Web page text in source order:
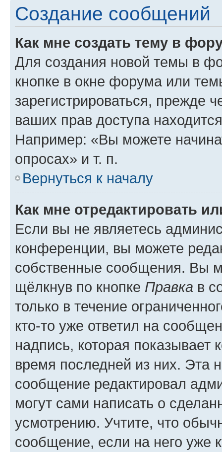
Создание сообщений
Как мне создать тему в
Для создания новой темы в
кнопке в окне форума или
зарегистрироваться, прежде
ваших прав доступа
Например: «Вы можете
опросах» и т. п.
Вернуться к началу
Как мне отредактировать
Если вы не являетесь
конференции, вы можете
собственные сообщения. Вы
щёлкнув по кнопке Правка в
только в течение
кто-то уже ответил на
надпись, которая показывает
время последней из них. Эта
сообщение редактировал
могут сами написать о
усмотрению. Учтите, что
сообщение, если на него уже